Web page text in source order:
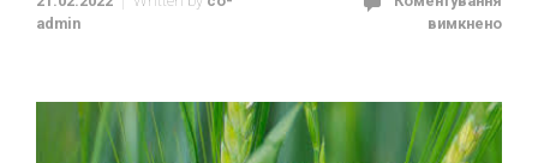
admin
вимкнено